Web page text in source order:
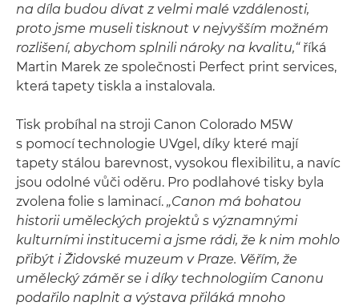
na díla budou dívat z velmi malé vzdálenosti,
proto jsme museli tisknout v nejvyšším možném
rozlišení, abychom splnili nároky na kvalitu,“říká
Martin Marek ze společnosti Perfect print services,
která tapety tiskla a instalovala.
Tisk probíhal na stroji Canon Colorado M5W
s pomocí technologie UVgel, díky které mají
tapety stálou barevnost, vysokou flexibilitu, a navíc
jsou odolné vůči oděru. Pro podlahové tisky byla
zvolena folie s laminací. „Canon má bohatou
historii uměleckých projektů s významnými
kulturními institucemi a jsme rádi, že k nim mohlo
přibýt i Židovské muzeum v Praze. Věřím, že
umělecký záměr se i díky technologiím Canonu
podařilo naplnit a výstava přiláká mnoho